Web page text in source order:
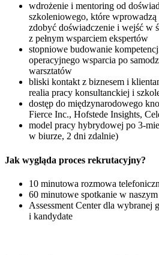
wdrożenie i mentoring od
szkoleniowego, które
zdobyć doświadczenie i wejść w
z pełnym wsparciem ekspertów
stopniowe budowanie
operacyjnego wsparcia po
warsztatów
bliski kontakt z biznesem i
realia pracy konsultanckiej i
dostęp do międzynarodowego
Fierce Inc., Hofstede Insights,
model pracy hybrydowej po 3-
w biurze, 2 dni zdalnie)
Jak wygląda proces rekrutacyjny?
10 minutowa rozmowa
60 minutowe spotkanie w
Assessment Center dla wybranej
i kandydate